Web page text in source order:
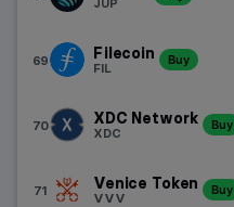
69 Filecoin
FIL
Buy
70 XDC Network
XDC
Buy
71 Venice Token
VVV
Buy